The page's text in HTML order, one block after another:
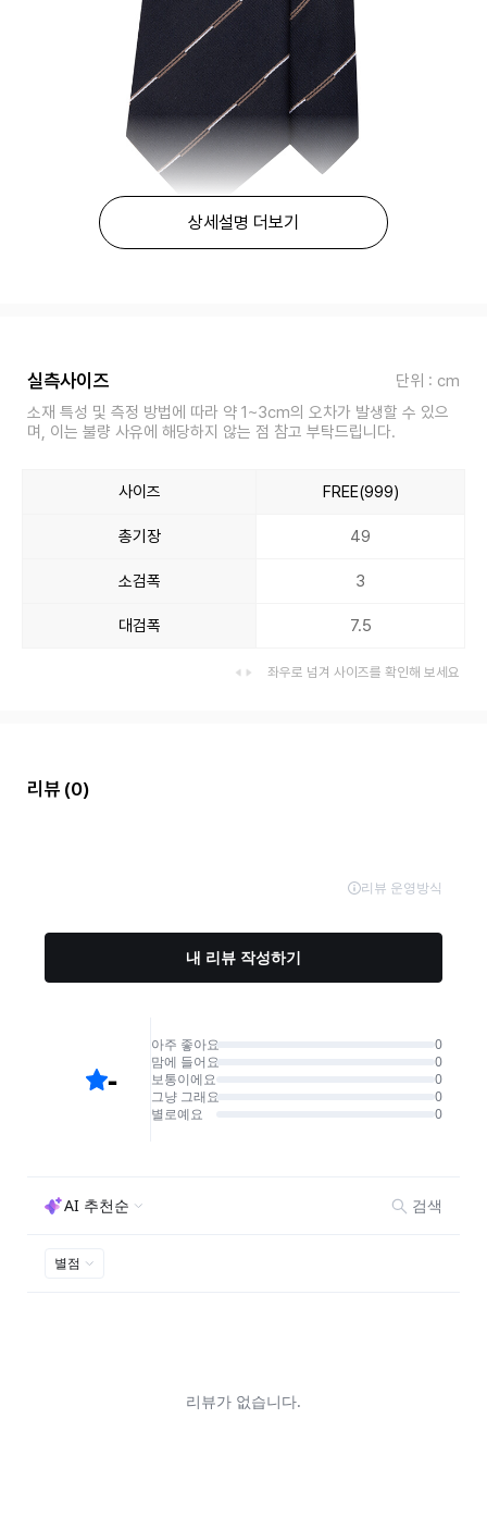
상세설명 더보기
실측사이즈
단위 : cm
소재 특성 및 측정 방법에 따라 약 1~3cm의 오차가 발생할 수 있으
며, 이는 불량 사유에 해당하지 않는 점 참고 부탁드립니다.
사이즈 FREE(999)
총기장 49
소검폭 3
대검폭 7.5
좌우로 넘겨 사이즈를 확인해 보세요
리뷰 (0)